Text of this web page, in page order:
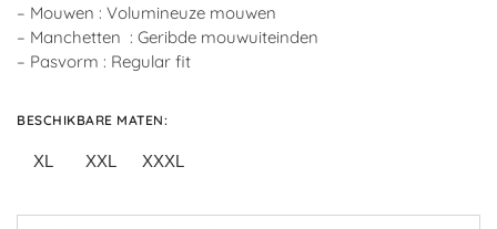
– Mouwen : Volumineuze mouwen
– Manchetten : Geribde mouwuiteinden
– Pasvorm : Regular fit
BESCHIKBARE MATEN:
XL XXL XXXL